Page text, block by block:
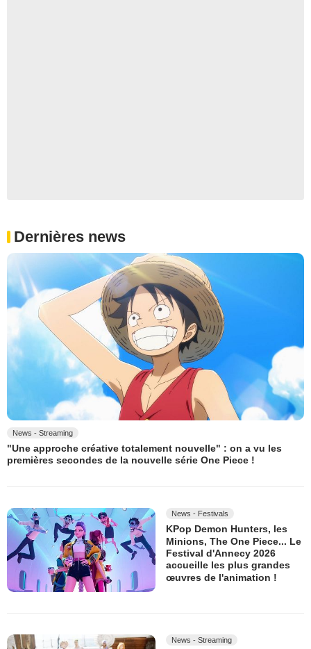
Dernières news
News - Streaming
"Une approche créative totalement nouvelle" : on a vu les
premières secondes de la nouvelle série One Piece !
News - Festivals
KPop Demon Hunters, les
Minions, The One Piece... Le
Festival d'Annecy 2026
accueille les plus grandes
œuvres de l'animation !
News - Streaming